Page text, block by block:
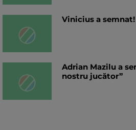
Vinicius a semnat!
Adrian Mazilu a
nostru jucător”